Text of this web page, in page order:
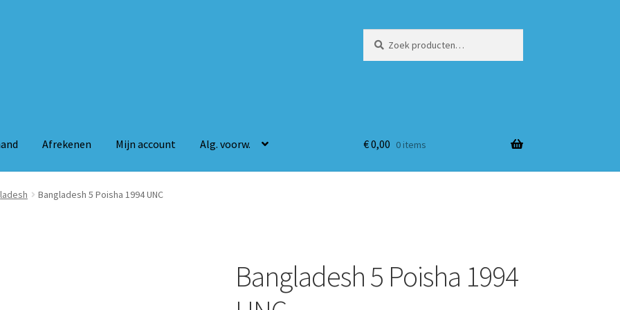
naar:
Afrekenen Mijn account Alg. voorw.
Mijn account Alg. voorw.
€0,00 0 items
Bangladesh 5 Poisha 1994 UNC
Bangladesh 5 Poisha 1994